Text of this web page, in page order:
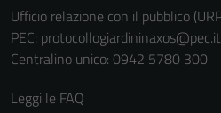
Ufficio relazione con il pubblico
PEC: protocollogiardininaxos@pec.it
Centralino unico: 0942 5780 300
Leggi le FAQ